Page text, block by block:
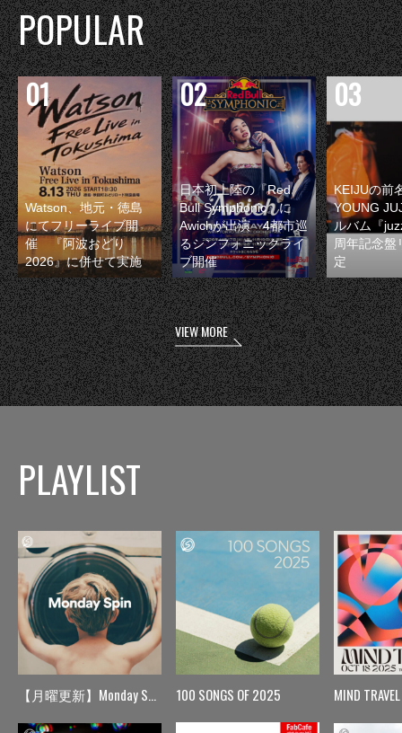
POPULAR
Watson、地元・徳島
にてフリーライブ開
催 『阿波おどり
2026』に併せて実施
日本初上陸の『Red
Bull Symphonic』に
Awichが出演 4都市巡
るシンフォニックライ
ブ開催
KEIJUの前
YOUNG
ルバム『
周年記念盤
定
VIEW MORE
PLAYLIST
【月曜更新】Monday Spin 100 SONGS OF 2025 MIND TRAVEL